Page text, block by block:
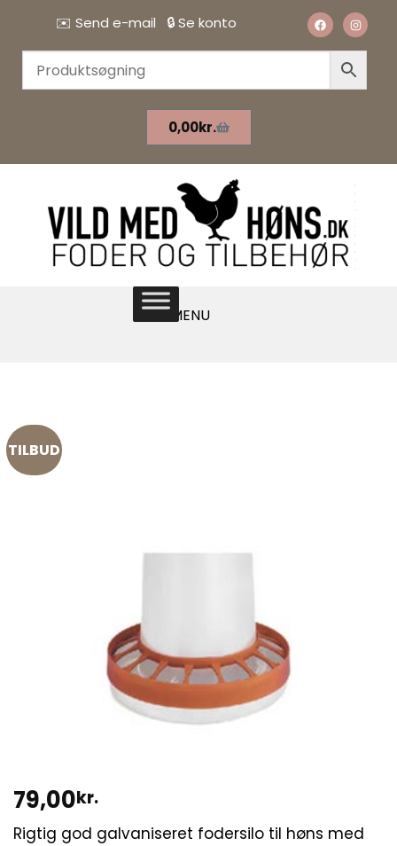
✉️Send e-mail 🔒Se konto
0,00kr.
MENU
TILBUD
79,00kr.
Rigtig god galvaniseret fodersilo til høns med